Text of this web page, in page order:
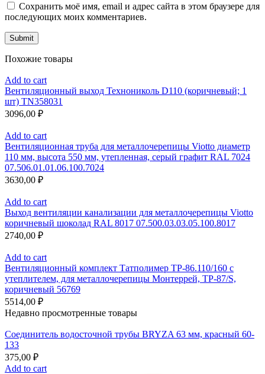
Сохранить моё имя, email и адрес сайта в этом браузере для
последующих моих комментариев.
Похожие товары
Add to cart
Вентиляционный выход Технониколь D110 (коричневый; 1
шт) TN358031
3096,00 ₽
Add to cart
Вентиляционная труба для металлочерепицы Viotto диаметр
110 мм, высота 550 мм, утепленная, серый графит RAL 7024
07.506.01.01.06.100.7024
3630,00 ₽
Add to cart
Выход вентиляции канализации для металлочерепицы Viotto
коричневый шоколад RAL 8017 07.500.03.03.05.100.8017
2740,00 ₽
Add to cart
Вентиляционный комплект Татполимер TP-86.110/160 с
утеплителем, для металлочерепицы Монтеррей, TP-87/S,
коричневый 56769
5514,00 ₽
Недавно просмотренные товары
Соединитель водосточной трубы BRYZA 63 мм, краcный 60-
133
375,00 ₽
Add to cart